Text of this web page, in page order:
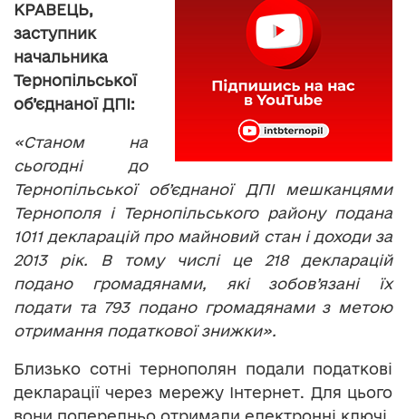
КРАВЕЦЬ,
заступник
начальника
Тернопільської
об’єднаної ДПІ:
«Станом на
сьогодні до
Тернопільської об’єднаної ДПІ мешканцями
Тернополя і Тернопільського району подана
1011 декларацій про майновий стан і доходи за
2013 рік. В тому числі це 218 декларацій
подано громадянами, які зобов’язані їх
подати та 793 подано громадянами з метою
отримання податкової знижки».
Близько сотні тернополян подали податкові
декларації через мережу Інтернет. Для цього